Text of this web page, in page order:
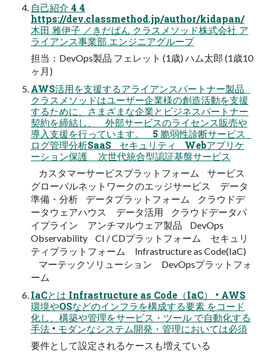
自己紹介 4 4
https://dev.classmethod.jp/author/kidapan/
木田 雅伊子 ／きだぱん クラスメソッド株式会社 ア
ライアンス事業部 エンジニアグループ
担当：DevOps製品 フェレット (1歳) ハム太郎 (1歳10
ヶ月)
AWS活用を支援するアライアンスパートナー製品
クラスメソッドはユーザー企業様の創造活動を支援
するために、さまざまな企業とビジネスパートナー
契約を締結し、 外部サービスのライセンス販売や
導入支援を行っています。 5 脆弱性診断サービス
ログ管理分析SaaS セキュリティ Webアプリケ
ーション保護 次世代統合型認証基盤サービス
カスタマーサービスプラットフォーム サービス
グローバルネットワークのエッジサービス データ
準備・分析 データプラットフォーム クラウドデ
ータウェアハウス データ活用 クラウドデータパ
イプライン アンチマルウェア製品 DevOps
Observability CI / CDプラットフォーム セキュリ
ティプラットフォーム Infrastructure as Code(IaC)
マーテックソリューション DevOpsプラットフォ
ーム
IaCとは Infrastructure as Code（IaC） • AWS
環境やOSなどのインフラを構成する要素 をコード
化し、構築や管理をサービス・ツール で自動化する
手法 • モダンなシステム開発・管理においては必須
要件として設定されるケースも増えている